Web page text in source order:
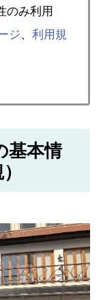
のみ利用
ジ、 利用規
基本情